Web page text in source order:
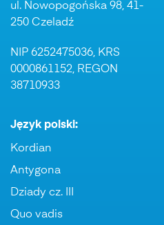
ul. Nowopogońska 98, 41-
250 Czeladź
NIP 6252475036, KRS
0000861152, REGON
38710933
Język polski:
Kordian
Antygona
Dziady cz. III
Quo vadis